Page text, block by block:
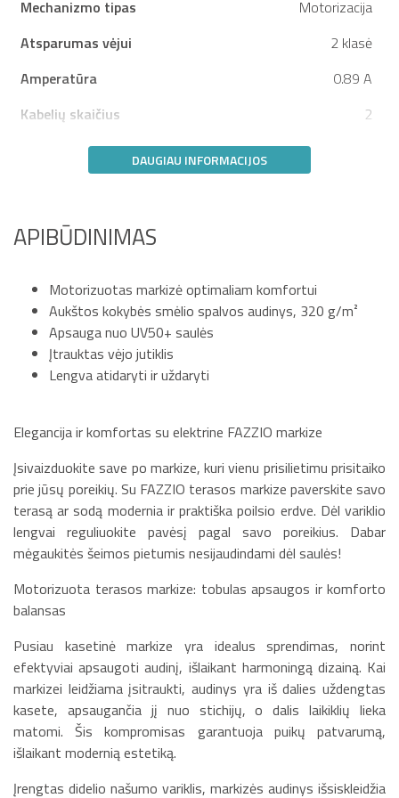
Mechanizmo tipas
Motorizacija
Atsparumas vėjui
2 klasė
Amperatūra
0.89 A
Kabelių skaičius
2
DAUGIAU INFORMACIJOS
APIBŪDINIMAS
Motorizuotas markizė optimaliam komfortui
Aukštos kokybės smėlio spalvos audinys, 320 g/m²
Apsauga nuo UV50+ saulės
Įtrauktas vėjo jutiklis
Lengva atidaryti ir uždaryti
Elegancija ir komfortas su elektrine FAZZIO markize
Įsivaizduokite save po markize, kuri vienu prisilietimu prisitaiko
prie jūsų poreikių. Su FAZZIO terasos markize paverskite savo
terasą ar sodą modernia ir praktiška poilsio erdve. Dėl variklio
lengvai reguliuokite pavėsį pagal savo poreikius. Dabar
mėgaukitės šeimos pietumis nesijaudindami dėl saulės!
Motorizuota terasos markize: tobulas apsaugos ir komforto
balansas
Pusiau kasetinė markize yra idealus sprendimas, norint
efektyviai apsaugoti audinį, išlaikant harmoningą dizainą. Kai
markizei leidžiama įsitraukti, audinys yra iš dalies uždengtas
kasete, apsaugančia jį nuo stichijų, o dalis laikiklių lieka
matomi. Šis kompromisas garantuoja puikų patvarumą,
išlaikant modernią estetiką.
Įrengtas didelio našumo variklis, markizės audinys išsiskleidžia